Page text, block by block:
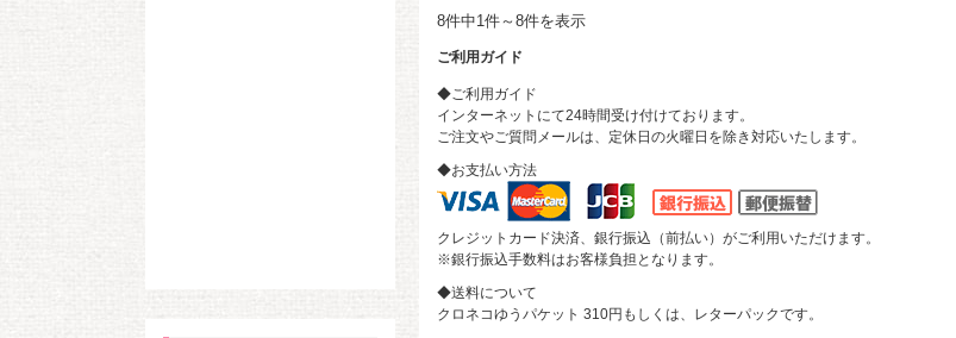
8件中1件～8件を表示
ご利用ガイド
◆ご利用ガイド
インターネットにて24時間受け付けております。
ご注文やご質問メールは、定休日の火曜日を除き対応いたします。
◆お支払い方法
クレジットカード決済、銀行振込（前払い）がご利用いただけます。
※銀行振込手数料はお客様負担となります。
◆送料について
クロネコゆうパケット 310円もしくは、レターパックです。